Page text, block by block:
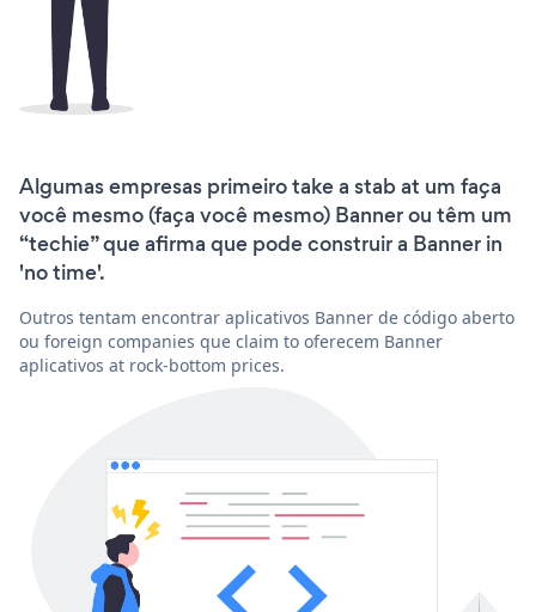
Algumas empresas primeiro take a stab at um faça
você mesmo (faça você mesmo) Banner ou têm um
“techie” que afirma que pode construir a Banner in
'no time'.
Outros tentam encontrar aplicativos Banner de código aberto
ou foreign companies que claim to oferecem Banner
aplicativos at rock-bottom prices.